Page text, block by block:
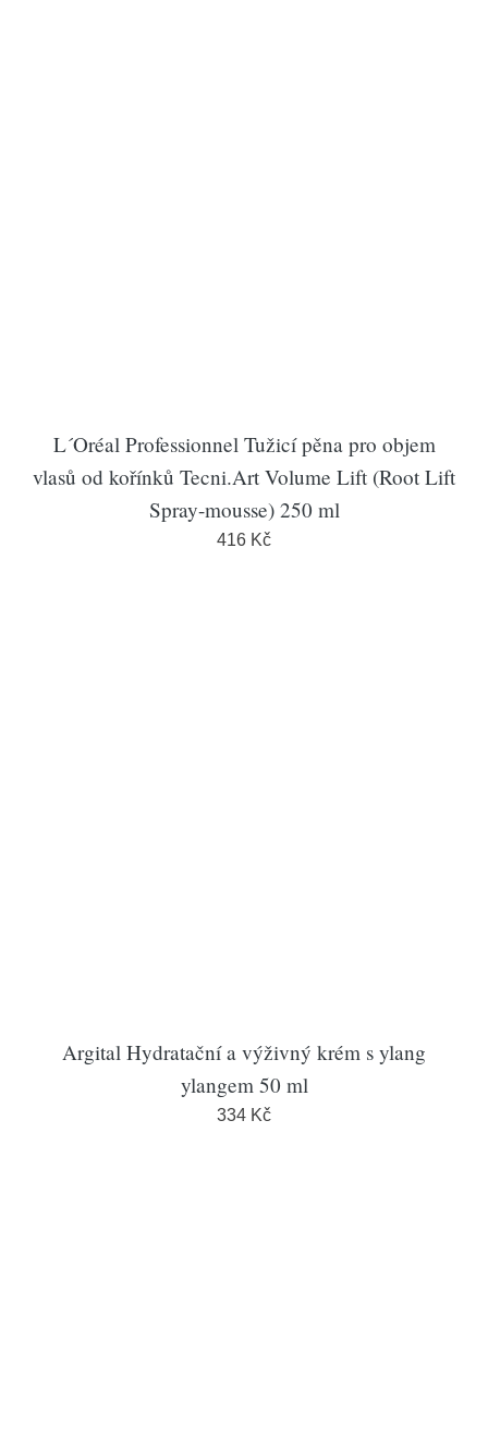
L´Oréal Professionnel Tužicí pěna pro objem
vlasů od kořínků Tecni.Art Volume Lift (Root Lift
Spray-mousse) 250 ml
416 Kč
Argital Hydratační a výživný krém s ylang
ylangem 50 ml
334 Kč